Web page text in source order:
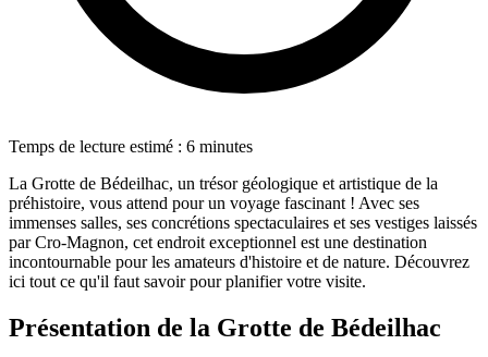
Temps de lecture estimé : 6 minutes
La Grotte de Bédeilhac, un trésor géologique et artistique de la
préhistoire, vous attend pour un voyage fascinant ! Avec ses
immenses salles, ses concrétions spectaculaires et ses vestiges laissés
par Cro-Magnon, cet endroit exceptionnel est une destination
incontournable pour les amateurs d'histoire et de nature. Découvrez
ici tout ce qu'il faut savoir pour planifier votre visite.
Présentation de la Grotte de Bédeilhac